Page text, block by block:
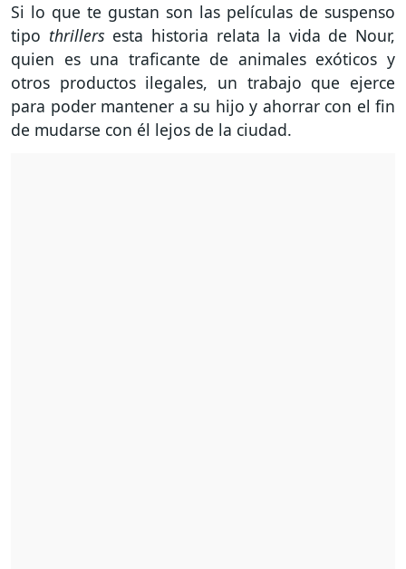
Si lo que te gustan son las películas de suspenso
tipo thrillers esta historia relata la vida de Nour,
quien es una traficante de animales exóticos y
otros productos ilegales, un trabajo que ejerce
para poder mantener a su hijo y ahorrar con el fin
de mudarse con él lejos de la ciudad.